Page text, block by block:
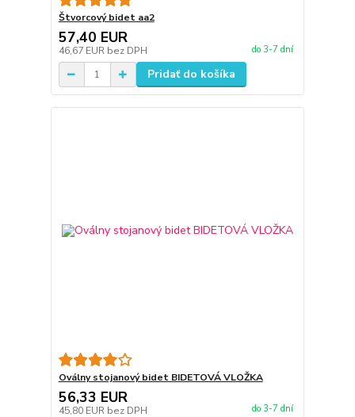
Štvorcový bidet aa2
57,40 EUR
46,67 EUR bez DPH do 3-7 dní
Pridať do košíka
Oválny stojanový bidet BIDETOVÁ VLOŽKA
56,33 EUR
45,80 EUR bez DPH do 3-7 dní